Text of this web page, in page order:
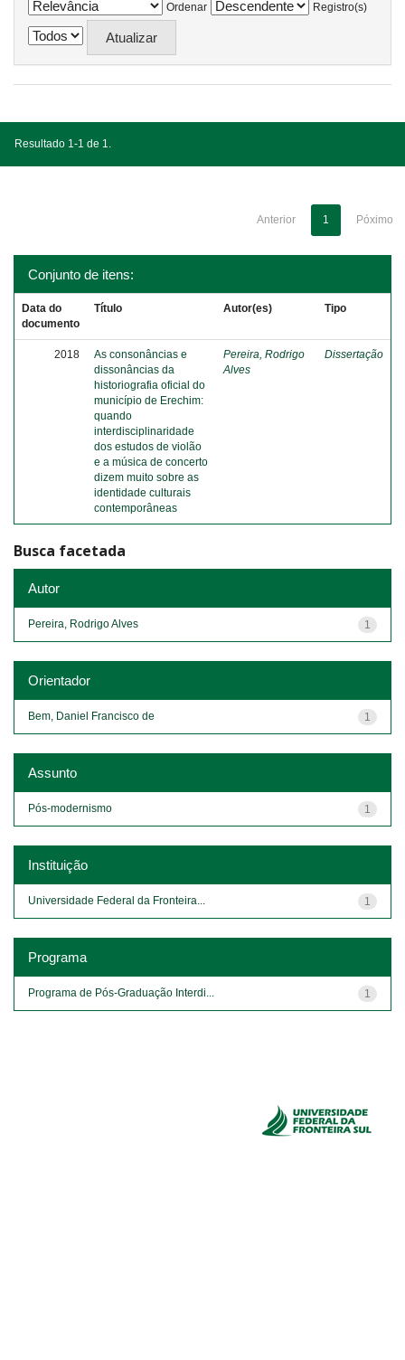
Ordenar
Registro(s)
Resultado 1-1 de 1.
Anterior 1 Póximo
Conjunto de itens:
Data do
documento
Título Autor(es) Tipo
2018
As consonâncias e
dissonâncias da
historiografia oficial do
município de Erechim:
quando
interdisciplinaridade
dos estudos de violão
e a música de concerto
dizem muito sobre as
identidade culturais
contemporâneas
Pereira, Rodrigo
Alves
Dissertação
Busca facetada
Autor
1
Pereira, Rodrigo Alves
Orientador
1
Bem, Daniel Francisco de
Assunto
1
Pós-modernismo
Instituição
1
Universidade Federal da Fronteira...
Programa
1
Programa de Pós-Graduação Interdi...